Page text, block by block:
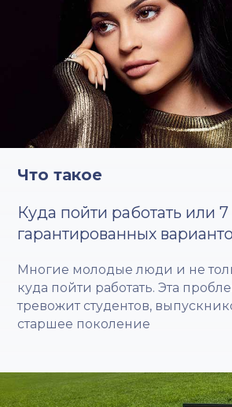
Что такое
Куда пойти работать или 7
гарантированных
Многие молодые люди и не
куда пойти работать. Эта
тревожит студентов,
старшее поколение